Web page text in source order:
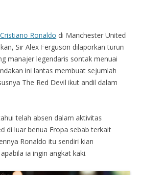
Cristiano Ronaldo di Manchester United
Sir Alex Ferguson dilaporkan turun
manajer legendaris sontak menuai
ini lantas membuat sejumlah
The Red Devil ikut andil dalam
telah absen dalam aktivitas
di luar benua Eropa sebab terkait
Ronaldo itu sendiri kian
ia ingin angkat kaki.